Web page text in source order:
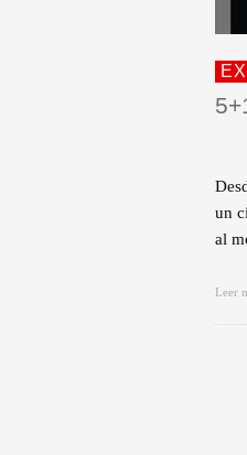
un
al
Leer